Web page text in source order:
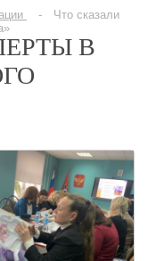
Что сказали
В